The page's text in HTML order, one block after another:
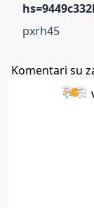
pxrh45
Komentari su